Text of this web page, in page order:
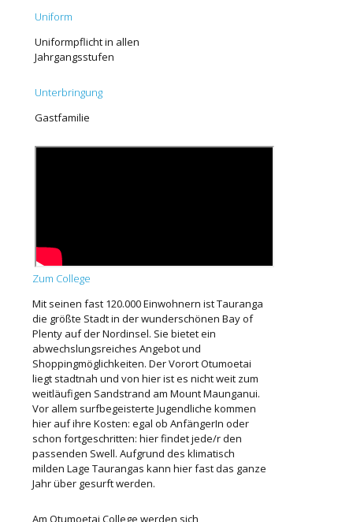
Uniform
Uniformpflicht in allen
Jahrgangsstufen
Unterbringung
Gastfamilie
Zum College
Mit seinen fast 120.000 Einwohnern ist Tauranga
die größte Stadt in der wunderschönen Bay of
Plenty auf der Nordinsel. Sie bietet ein
abwechslungsreiches Angebot und
Shoppingmöglichkeiten. Der Vorort Otumoetai
liegt stadtnah und von hier ist es nicht weit zum
weitläufigen Sandstrand am Mount Maunganui.
Vor allem surfbegeisterte Jugendliche kommen
hier auf ihre Kosten: egal ob AnfängerIn oder
schon fortgeschritten: hier findet jede/r den
passenden Swell. Aufgrund des klimatisch
milden Lage Taurangas kann hier fast das ganze
Jahr über gesurft werden.
Am Otumoetai College werden sich